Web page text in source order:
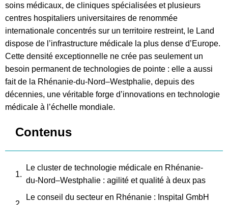
soins médicaux, de cliniques spécialisées et plusieurs
centres hospitaliers universitaires de renommée
internationale concentrés sur un territoire restreint, le Land
dispose de l’infrastructure médicale la plus dense d’Europe.
Cette densité exceptionnelle ne crée pas seulement un
besoin permanent de technologies de pointe : elle a aussi
fait de la Rhénanie-du-Nord–Westphalie, depuis des
décennies, une véritable forge d’innovations en technologie
médicale à l’échelle mondiale.
Contenus
Le cluster de technologie médicale en Rhénanie-
du-Nord–Westphalie : agilité et qualité à deux pas
Le conseil du secteur en Rhénanie : Inspital GmbH